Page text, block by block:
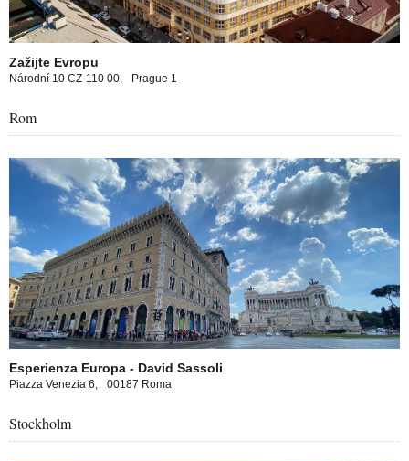
Zažijte Evropu
Národní 10 CZ-110 00, Prague 1
Rom
Esperienza Europa - David Sassoli
Piazza Venezia 6, 00187 Roma
experience in Rome
Stockholm
experience in Stockholm